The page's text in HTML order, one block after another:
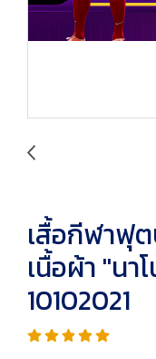
เสื้อกีฬาฟุ
เนื้อผ้า "นา
10102021